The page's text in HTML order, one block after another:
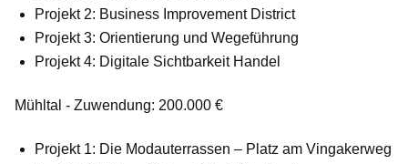
Projekt 2: Business Improvement District
Projekt 3: Orientierung und Wegeführung
Projekt 4: Digitale Sichtbarkeit Handel
Mühltal - Zuwendung: 200.000 €
Projekt 1: Die Modauterrassen – Platz am Vingakerweg